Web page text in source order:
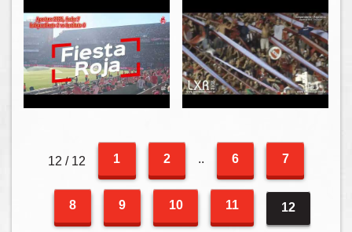
12 / 12 1 2 .. 6 7
8 9 10 11 12